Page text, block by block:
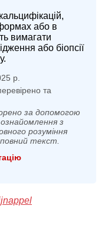
або в
вимагати
або біопсії
р.
та
за допомогою
з
розуміння
текст.